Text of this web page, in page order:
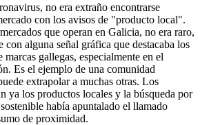
no era extraño encontrarse
con los avisos de "producto local".
que operan en Galicia, no era raro,
con alguna señal gráfica que destacaba los
gallegas, especialmente en el
Es el ejemplo de una comunidad
extrapolar a muchas otras. Los
ya los productos locales y la búsqueda por
había apuntalado el llamado
de proximidad.